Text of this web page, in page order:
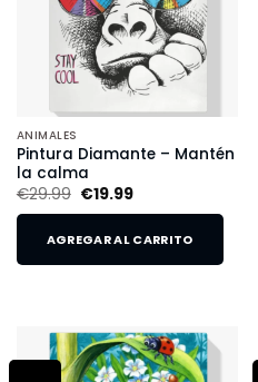
ANIMALES
Pintura Diamante – Mantén
la calma
€29.99 €19.99
AGREGAR AL CARRITO